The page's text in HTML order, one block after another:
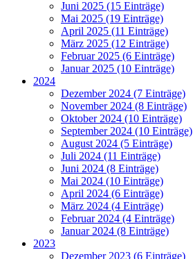
Juni 2025 (15 Einträge)
Mai 2025 (19 Einträge)
April 2025 (11 Einträge)
März 2025 (12 Einträge)
Februar 2025 (6 Einträge)
Januar 2025 (10 Einträge)
2024
Dezember 2024 (7 Einträge)
November 2024 (8 Einträge)
Oktober 2024 (10 Einträge)
September 2024 (10 Einträge)
August 2024 (5 Einträge)
Juli 2024 (11 Einträge)
Juni 2024 (8 Einträge)
Mai 2024 (10 Einträge)
April 2024 (6 Einträge)
März 2024 (4 Einträge)
Februar 2024 (4 Einträge)
Januar 2024 (8 Einträge)
2023
Dezember 2023 (6 Einträge)